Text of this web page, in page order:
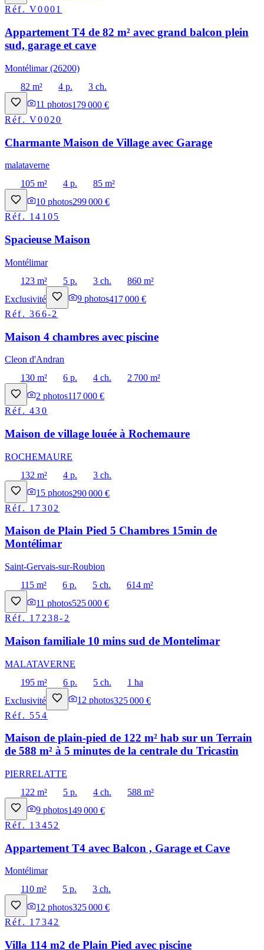
Réf.V0001
Appartement T4 de 82 m² avec grand balcon plein
sud, garage et cave
Montélimar (26200)
82 m²
4 p.
3 ch.
11 photos179 000 €
Réf.V0020
Charmante Maison de Village avec Garage
malataverne
105 m²
4 p.
85 m²
10 photos299 000 €
Réf. 14105
Spacieuse Maison
Montélimar
123 m²
5 p. 3 ch.
860 m²
Exclusivité
9 photos417 000 €
Réf.366-2
Maison 4 chambres avec piscine
Cleon d'Andran
130 m²
6 p. 4 ch.
2 700 m²
2 photos117 000 €
Réf.430
Maison de village louée à Rochemaure
ROCHEMAURE
132 m²
4 p.
3 ch.
15 photos290 000 €
Réf. 17302
Maison de Plain Pied 5 Chambres 15min de
Montélimar
Saint-Gervais-sur-Roubion
115 m²
6 p. 5 ch.
614 m²
11 photos525 000 €
Réf. 17238-2
Maison familiale 10 mins sud de Montelimar
MALATAVERNE
195 m²
6 p. 5 ch.
1 ha
Exclusivité
12 photos325 000 €
Réf. 554
Maison de plain-pied de 122 m² hab sur un Terrain
de 588 m² à 5 minutes de la centrale du Tricastin
PIERRELATTE
122 m²
5 p. 4 ch.
588 m²
9 photos149 000 €
Réf. 13452
Appartement T4 avec Balcon , Garage et Cave
Montélimar
110 m²
5 p.
3 ch.
12 photos325 000 €
Réf. 17342
Villa 114 m2 de Plain Pied avec piscine